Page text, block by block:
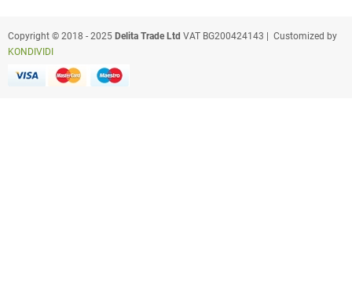
Copyright © 2018 - 2025 Delita Trade Ltd VAT BG200424143 | Customized by
KONDIVIDI